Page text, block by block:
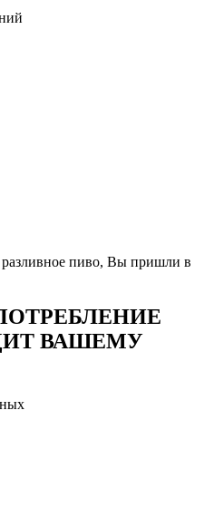
пиво, Вы пришли в
ВАШЕМУ